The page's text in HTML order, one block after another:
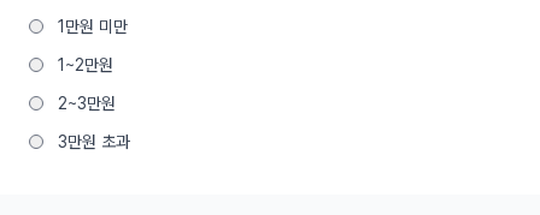
1만원 미만
1~2만원
2~3만원
3만원 초과